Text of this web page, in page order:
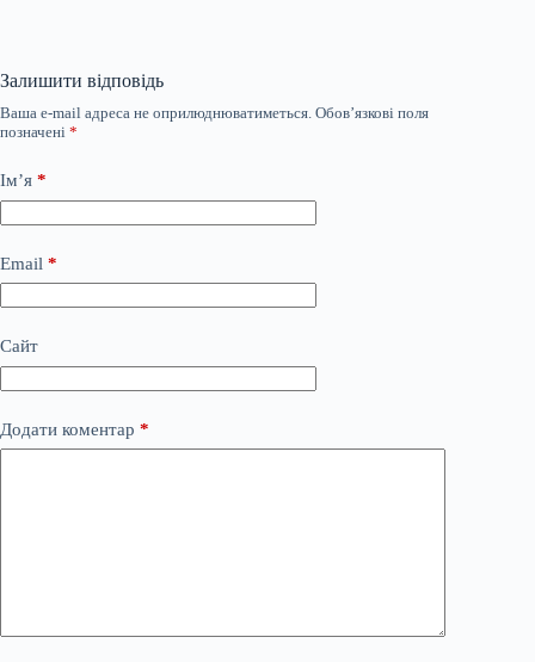
Залишити відповідь
Ваша e-mail адреса не оприлюднюватиметься. Обов’язкові поля
позначені *
Ім’я *
Email *
Сайт
Додати коментар *